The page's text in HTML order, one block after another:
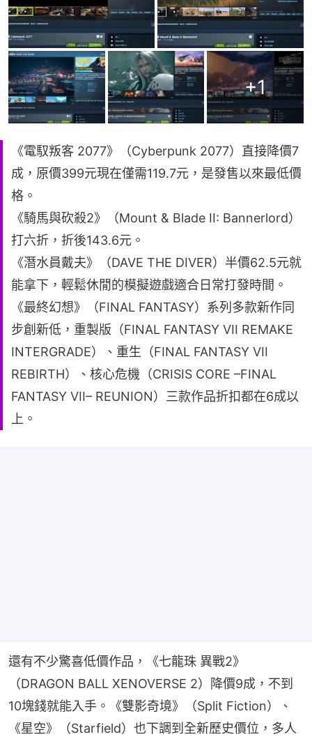
+1
《電馭叛客 2077》（Cyberpunk 2077）直接降價7
成，原價399元現在僅需119.7元，是發售以來最低價
格。
《騎馬與砍殺2》（Mount & Blade II: Bannerlord）
打六折，折後143.6元。
《潛水員戴夫》（DAVE THE DIVER）半價62.5元就
能拿下，輕鬆休閒的模擬遊戲適合日常打發時間。
《最終幻想》（FINAL FANTASY）系列多款新作同
步創新低，重製版（FINAL FANTASY VII REMAKE
INTERGRADE）、重生（FINAL FANTASY VII
REBIRTH）、核心危機（CRISIS CORE –FINAL
FANTASY VII– REUNION）三款作品折扣都在6成以
上。
還有不少驚喜低價作品，《七龍珠 異戰2》
（DRAGON BALL XENOVERSE 2）降價9成，不到
10塊錢就能入手。《雙影奇境》（Split Fiction）、
《星空》（Starfield）也下調到全新歷史價位，多人